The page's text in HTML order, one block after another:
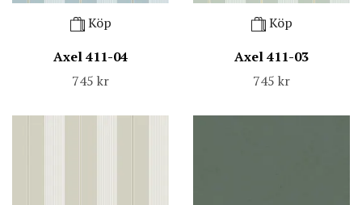
Köp
Axel 411-04
745 kr
Köp
Axel 411-03
745 kr